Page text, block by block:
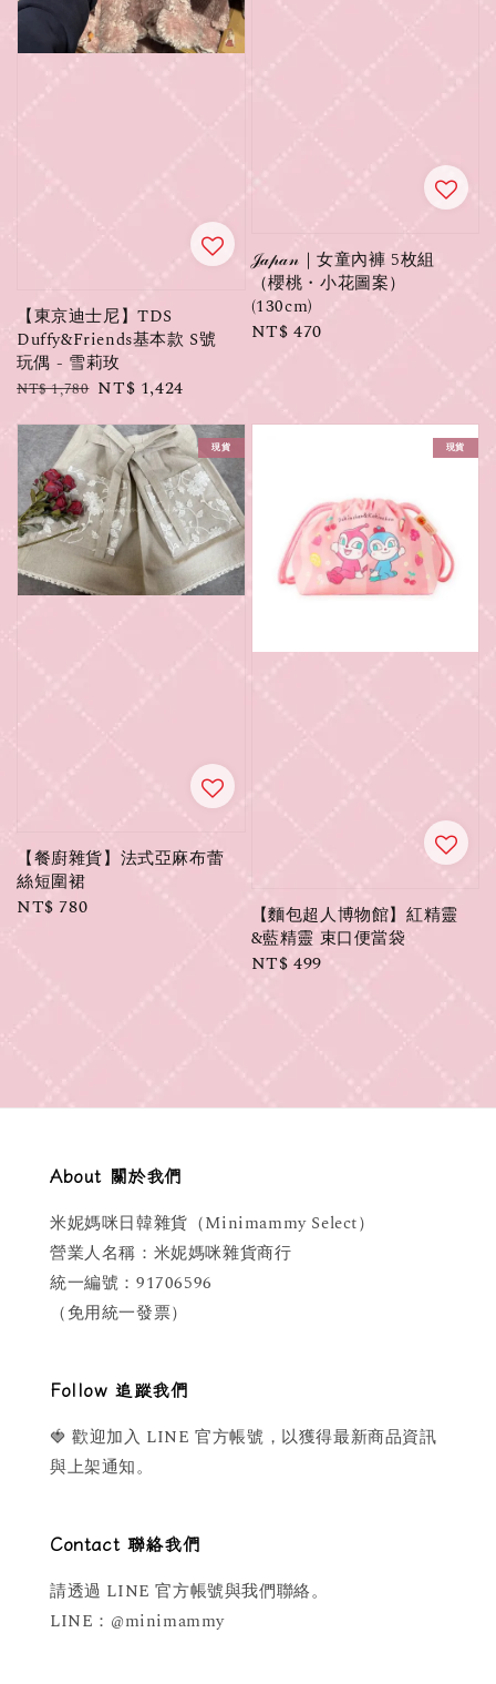
【東京迪士尼】TDS
Duffy&Friends基本款 S號
玩偶 - 雪莉玫
Regular
NT$ 1,780 Sale
NT$ 1,424
𝒥𝒶𝓅𝒶𝓃｜女童內褲 5枚組
（櫻桃・小花圖案）
(130cm)
Regular
NT$ 470
現貨
【餐廚雜貨】法式亞麻布蕾
絲短圍裙
Regular
NT$ 780
現貨
【麵包超人博物館】紅精靈
&藍精靈 束口便當袋
Regular
NT$ 499
About 關於我們
米妮媽咪日韓雜貨（Minimammy Select）
營業人名稱：米妮媽咪雜貨商行
統一編號：91706596
（免用統一發票）
Follow 追蹤我們
🍓 歡迎加入 LINE 官方帳號，以獲得最新商品資訊
與上架通知。
Contact 聯絡我們
請透過 LINE 官方帳號與我們聯絡。
LINE：@minimammy